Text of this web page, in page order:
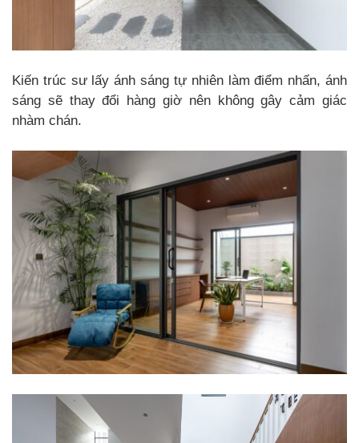
Kiến trúc sư lấy ánh sáng tự nhiên làm điểm nhấn, ánh
sáng sẽ thay đổi hàng giờ nên không gây cảm giác
nhàm chán.